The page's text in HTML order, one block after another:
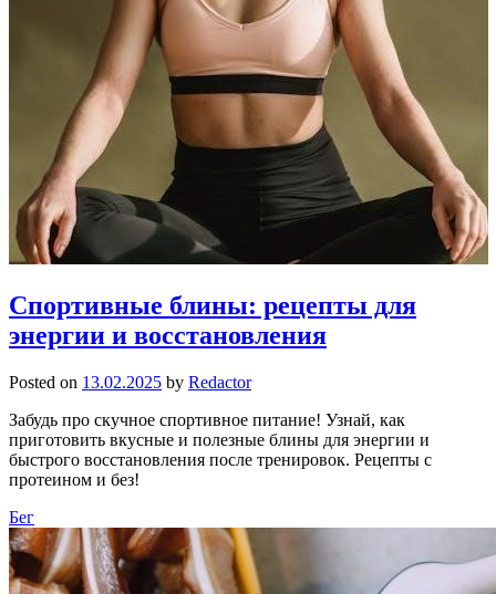
Спортивные блины: рецепты для
энергии и восстановления
Posted on 13.02.2025 by Redactor
Забудь про скучное спортивное питание! Узнай, как
приготовить вкусные и полезные блины для энергии и
быстрого восстановления после тренировок. Рецепты с
протеином и без!
Бег